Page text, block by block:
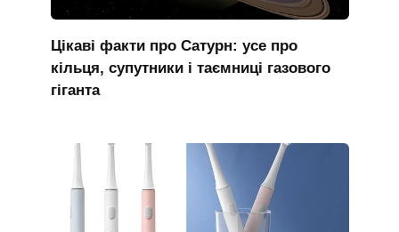
Цікаві факти про Сатурн: усе про
кільця, супутники і таємниці газового
гіганта